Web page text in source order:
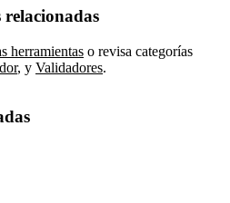
herramientas o revisa categorías
, y Validadores.